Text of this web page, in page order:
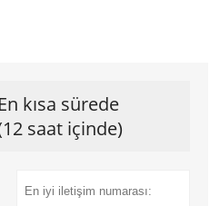
kısa sürede
saat içinde)